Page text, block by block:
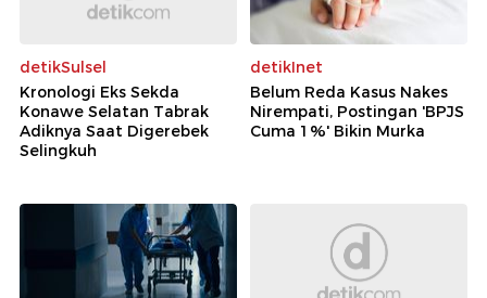
detikSulsel
Kronologi Eks Sekda
Konawe Selatan Tabrak
Adiknya Saat Digerebek
Selingkuh
detikInet
Belum Reda Kasus Nakes
Nirempati, Postingan 'BPJS
Cuma 1%' Bikin Murka